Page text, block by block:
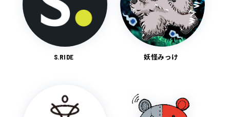
S.RIDE 妖怪みっけ